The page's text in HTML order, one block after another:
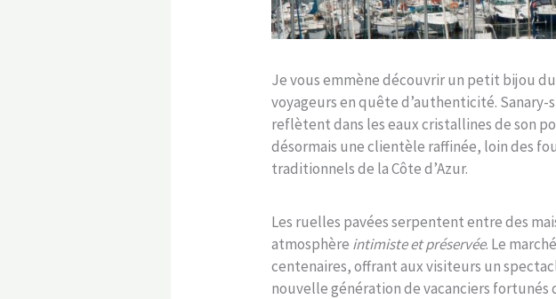
Je vous emmène découvrir un petit bijou du
voyageurs en quête d’authenticité. Sanary-
reflètent dans les eaux cristallines de son
désormais une clientèle raffinée, loin des
traditionnels de la Côte d’Azur.
Les ruelles pavées serpentent entre des
atmosphère intimiste et préservée. Le
centenaires, offrant aux visiteurs un
nouvelle génération de vacanciers